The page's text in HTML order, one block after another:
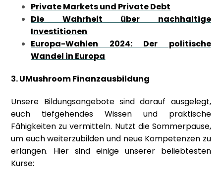
Private Markets und Private Debt
Die Wahrheit über nachhaltige
Investitionen
Europa-Wahlen 2024: Der politische
Wandel in Europa
3. UMushroom Finanzausbildung
Unsere Bildungsangebote sind darauf ausgelegt,
euch tiefgehendes Wissen und praktische
Fähigkeiten zu vermitteln. Nutzt die Sommerpause,
um euch weiterzubilden und neue Kompetenzen zu
erlangen. Hier sind einige unserer beliebtesten
Kurse: